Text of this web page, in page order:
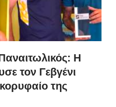
Η
τον Γεβγένι
της